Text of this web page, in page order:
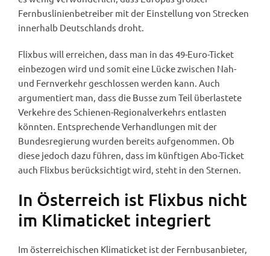
Fernbuslinienbetreiber mit der Einstellung von Strecken
innerhalb Deutschlands droht.
Flixbus will erreichen, dass man in das 49-Euro-Ticket
einbezogen wird und somit eine Lücke zwischen Nah-
und Fernverkehr geschlossen werden kann. Auch
argumentiert man, dass die Busse zum Teil überlastete
Verkehre des Schienen-Regionalverkehrs entlasten
könnten. Entsprechende Verhandlungen mit der
Bundesregierung wurden bereits aufgenommen. Ob
diese jedoch dazu führen, dass im künftigen Abo-Ticket
auch Flixbus berücksichtigt wird, steht in den Sternen.
In Österreich ist Flixbus nicht
im Klimaticket integriert
Im österreichischen Klimaticket ist der Fernbusanbieter,